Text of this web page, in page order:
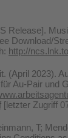
Release].
Download/
http://
(April 2023).
Au-Pair und
[letzter Zugriff
T;